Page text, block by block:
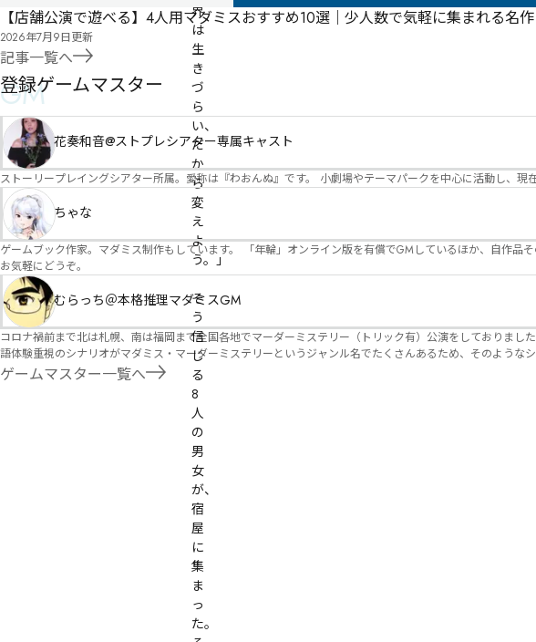
界
は
生
き
づ
ら
い、
だ
か
ら
変
え
よ
う。」
そ
う
信
じ
る
8
人
の
男
女
が、
宿
屋
に
集
ま
っ
た。
【店舗公演で遊べる】4人用マダミスおすすめ10選｜少人数で気軽に集まれる名
2026年7月9日更新
記事一覧へ
GM
登録ゲームマスター
花奏和音@ストプレシアター専属キャスト
ストーリープレイングシアター所属。愛称は『わおんぬ』です。 小劇場やテーマパークを中心に活動し、現
ちゃな
ゲームブック作家。マダミス制作もしています。 「年輪」オンライン版を有償でGMしているほか、自作品
お気軽にどうぞ。
むらっち＠本格推理マダミスGM
コロナ禍前まで北は札幌、南は福岡まで全国各地でマーダーミステリー（トリック有）公演をしておりました。 ２０２５年現在、たくさんのマダミスシナリオが増えました。 エモ
語体験重視のシナリオがマダミス・マーダーミステリーというジャンル名でたくさんあるため、そのようなシナリオは簡単に遊べます。 しかし、
たことないトリックが解ける閃きや犯人として逃げ切る楽しみのある本格推理マーダーミステリーを見つけることが難しくなっていませ
ゲームマスター一覧へ